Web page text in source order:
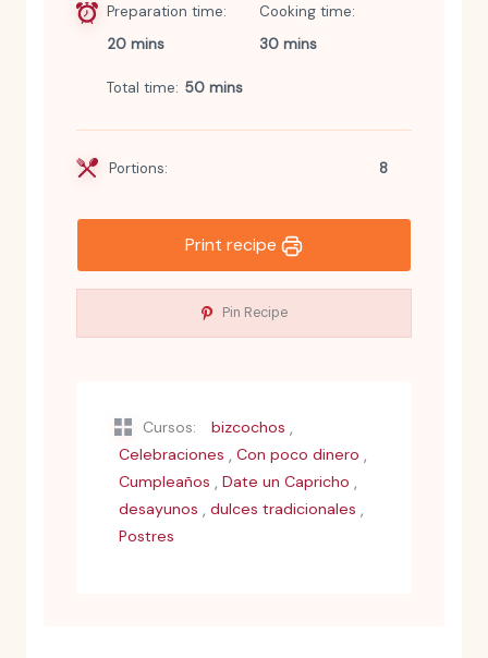
Preparation time
20 mins
Cooking time
30 mins
Total time 50 mins
Portions: 8
Print recipe
Pin Recipe
Cursos: bizcochos ,
Celebraciones , Con poco dinero ,
Cumpleaños , Date un Capricho ,
desayunos , dulces tradicionales ,
Postres